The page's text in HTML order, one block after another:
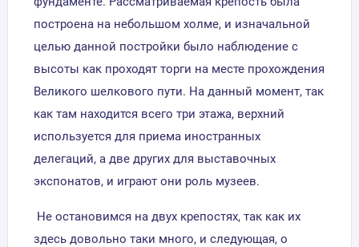
построена на небольшом холме, и изначальной
целью данной постройки было наблюдение с
высоты как проходят торги на месте прохождения
Великого шелкового пути. На данный момент, так
как там находится всего три этажа, верхний
используется для приема иностранных
делегаций, а две других для выставочных
экспонатов, и играют они роль музеев.
Не остановимся на двух крепостях, так как их
здесь довольно таки много, и следующая, о